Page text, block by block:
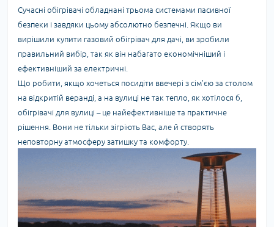
Сучасні обігрівачі обладнані трьома системами пасивної
безпеки і завдяки цьому абсолютно безпечні. Якщо ви
вирішили купити газовий обігрівач для дачі, ви зробили
правильний вибір, так як він набагато економічніший і
ефективніший за електричні.
Що робити, якщо хочеться посидіти ввечері з сім'єю за столом
на відкритій веранді, а на вулиці не так тепло, як хотілося б,
обігрівачі для вулиці – це найефективніше та практичне
рішення. Вони не тільки зігріють Вас, але й створять
неповторну атмосферу затишку та комфорту.